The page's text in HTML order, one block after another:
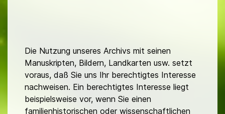
Die Nutzung unseres Archivs mit seinen
Manuskripten, Bildern, Landkarten usw. setzt
voraus, daß Sie uns Ihr berechtigtes Interesse
nachweisen. Ein berechtigtes Interesse liegt
beispielsweise vor, wenn Sie einen
familienhistorischen oder wissenschaftlichen